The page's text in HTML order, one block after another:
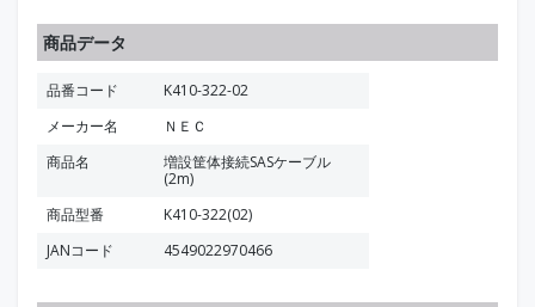
商品データ
品番コード
K410-322-02
メーカー名
ＮＥＣ
商品名
増設筐体接続SASケーブル
(2m)
商品型番
K410-322(02)
JANコード
4549022970466